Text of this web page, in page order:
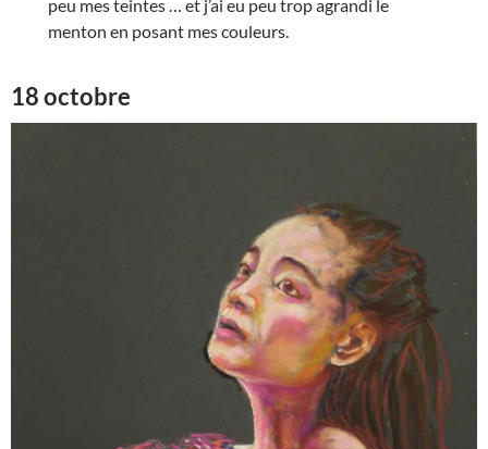
peu mes teintes … et j’ai eu peu trop agrandi le
menton en posant mes couleurs.
18 octobre